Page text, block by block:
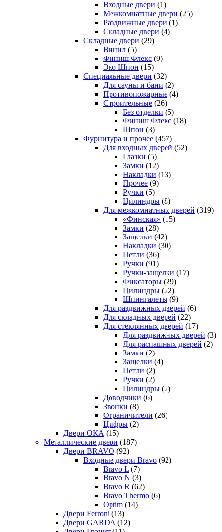
Входные двери (1)
Межкомнатные двери (25)
Раздвижные двери (1)
Складные двери (4)
Складные двери (29)
Винил (5)
Финиш Флекс (9)
Эко Шпон (15)
Специальные двери (32)
Для сауны и бани (2)
Противопожарные (4)
Строительные (26)
Без отделки (5)
Финиш Флекс (18)
Шпон (3)
Фурнитура и прочее (457)
Для входных дверей (52)
Глазки (5)
Замки (12)
Накладки (13)
Прочее (9)
Ручки (5)
Цилиндры (8)
Для межкомнатных дверей (319)
«Финская» (15)
Замки (28)
Защелки (42)
Накладки (30)
Петли (36)
Ручки (91)
Ручки-защелки (17)
Фиксаторы (29)
Цилиндры (22)
Шпингалеты (9)
Для раздвижных дверей (6)
Для складных дверей (22)
Для стеклянных дверей (17)
Для раздвижных дверей (3)
Для распашных дверей (2)
Замки (2)
Защелки (4)
Петли (2)
Ручки (2)
Цилиндры (2)
Доводчики (6)
Звонки (8)
Ограничители (26)
Цифры (2)
Двери ОКА (15)
Металлические двери (187)
Двери BRAVO (92)
Входные двери Bravo (92)
Bravo L (7)
Bravo N (3)
Bravo R (62)
Bravo Thermo (6)
Optim (14)
Двери Ferroni (13)
Двери GARDA (12)